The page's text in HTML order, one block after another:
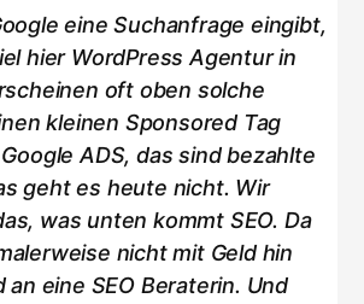
eine Suchanfrage eingibt,
hier WordPress Agentur in
oft oben solche
kleinen Sponsored Tag
ADS, das sind bezahlte
geht es heute nicht. Wir
was unten kommt SEO. Da
nicht mit Geld hin
an eine SEO Beraterin. Und